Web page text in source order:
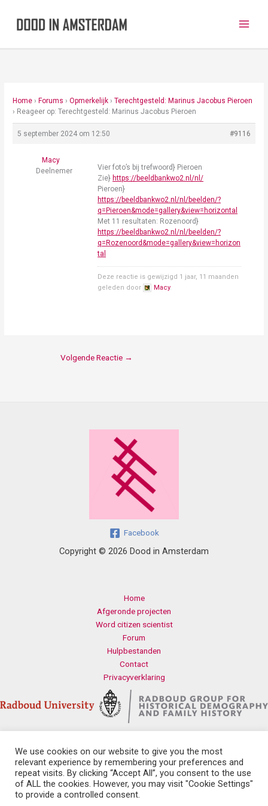
Home › Forums › Opmerkelijk › Terechtgesteld: Marinus Jacobus Pieroen
› Reageer op: Terechtgesteld: Marinus Jacobus Pieroen
5 september 2024 om 12:50 #9116
Macy
Deelnemer
Vier foto’s bij trefwoord} Pieroen
Zie} https://beeldbankwo2.nl/nl/
Pieroen}
https://beeldbankwo2.nl/nl/beelden/?
q=Pieroen&mode=gallery&view=horizontal
Met 11 resultaten: Rozenoord}
https://beeldbankwo2.nl/nl/beelden/?
q=Rozenoord&mode=gallery&view=horizon
tal
Deze reactie is gewijzigd 1 jaar, 11 maanden
geleden door
Macy.
Volgende Reactie →
Facebook
Copyright © 2026 Dood in Amsterdam
Home
Afgeronde projecten
Word citizen scientist
Forum
Hulpbestanden
Contact
Privacyverklaring
Contact
Radboud Universiteit
Erasmusplein 1
6525 HT Nijmegen
We use cookies on our website to give you the most
relevant experience by remembering your preferences and
repeat visits. By clicking “Accept All”, you consent to the use
of ALL the cookies. However, you may visit "Cookie Settings"
to provide a controlled consent.